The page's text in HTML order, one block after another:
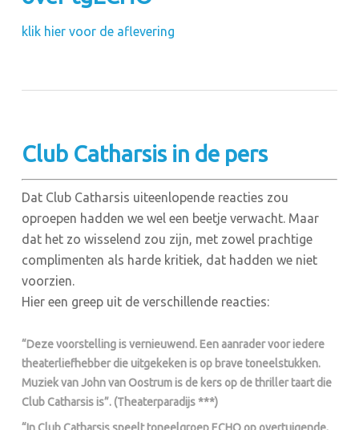
klik hier voor de aflevering
Club Catharsis in de pers
Dat Club Catharsis uiteenlopende reacties zou
oproepen hadden we wel een beetje verwacht. Maar
dat het zo wisselend zou zijn, met zowel prachtige
complimenten als harde kritiek, dat hadden we niet
voorzien.
Hier een greep uit de verschillende reacties:
“Deze voorstelling is vernieuwend. Een aanrader voor iedere
theaterliefhebber die uitgekeken is op brave toneelstukken.
Muziek van John van Oostrum is de kers op de thriller taart die
Club Catharsis is”. (Theaterparadijs ***)